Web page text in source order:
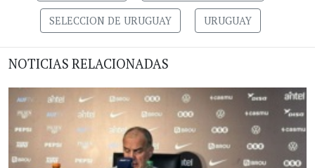
SELECCION DE URUGUAY URUGUAY
NOTICIAS RELACIONADAS